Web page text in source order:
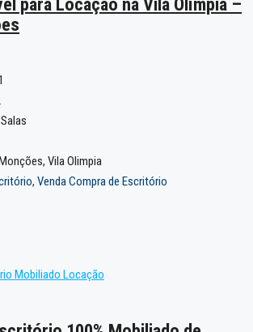
Vila Olimpia
Venda Compra de Escritório